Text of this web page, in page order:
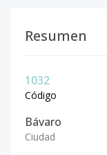
Resumen
1032
Código
Bávaro
Ciudad